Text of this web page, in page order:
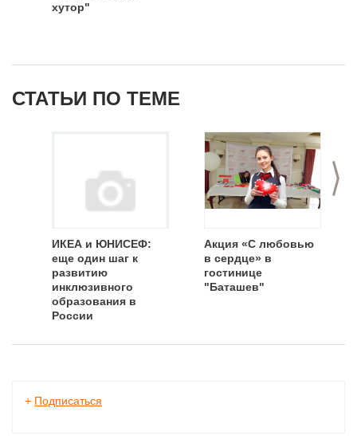
хутор"
СТАТЬИ ПО ТЕМЕ
>
ИКЕА и ЮНИСЕФ:
еще один шаг к
развитию
инклюзивного
образования в
России
Акция «С любовью
в сердце» в
гостинице
"Баташев"
+ Подписаться